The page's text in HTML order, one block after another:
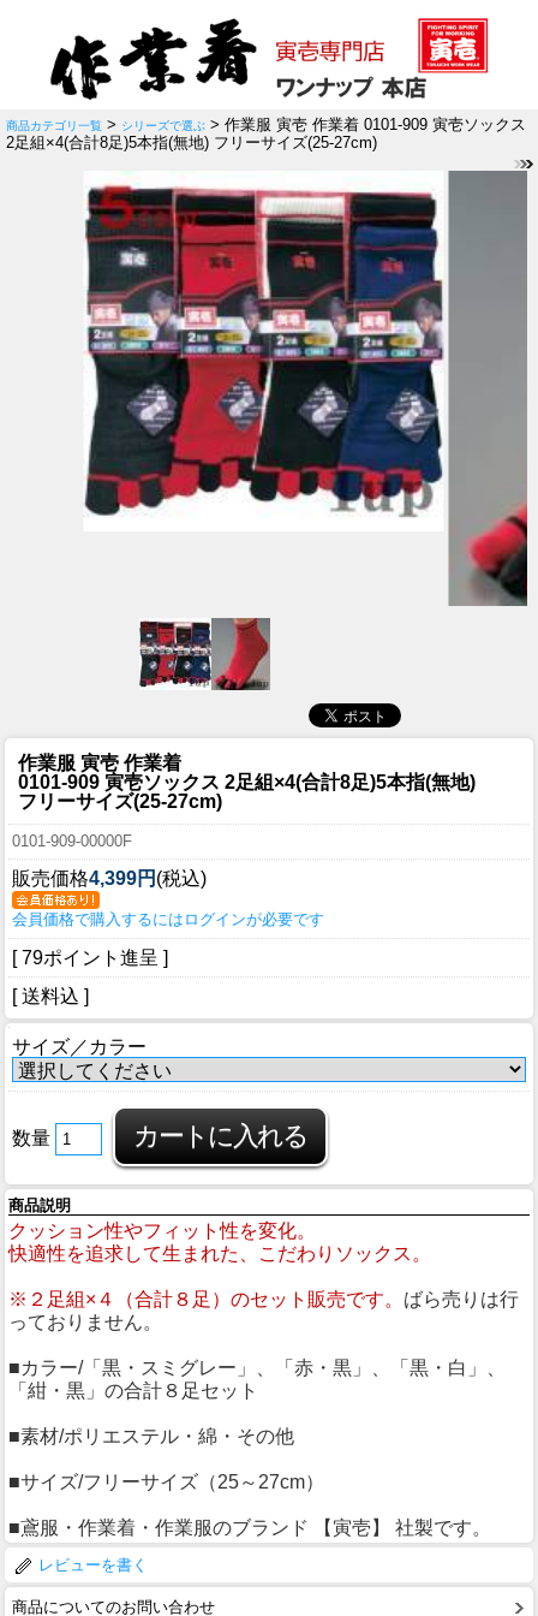
商品カテゴリ一覧 > シリーズで選ぶ > 作業服 寅壱 作業着 0101-909 寅壱ソックス
2足組×4(合計8足)5本指(無地) フリーサイズ(25-27cm)
作業服 寅壱 作業着
0101-909 寅壱ソックス 2足組×4(合計8足)5本指(無地)
フリーサイズ(25-27cm)
0101-909-00000F
販売価格4,399円 (税込)
会員価格で購入するにはログインが必要です
[ 79ポイント進呈 ]
[ 送料込 ]
サイズ／カラー
数量
商品説明
クッション性やフィット性を変化。
快適性を追求して生まれた、こだわりソックス。
※２足組×４（合計８足）のセット販売です。 ばら売りは行
っておりません。
■カラー/「黒・スミグレー」、「赤・黒」、「黒・白」、
「紺・黒」の合計８足セット
■素材/ポリエステル・綿・その他
■サイズ/フリーサイズ（25～27cm）
■鳶服・作業着・作業服のブランド 【寅壱】 社製です。
レビューを書く
商品についてのお問い合わせ